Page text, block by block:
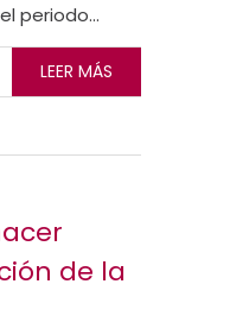
periodo...
LEER MÁS
de la